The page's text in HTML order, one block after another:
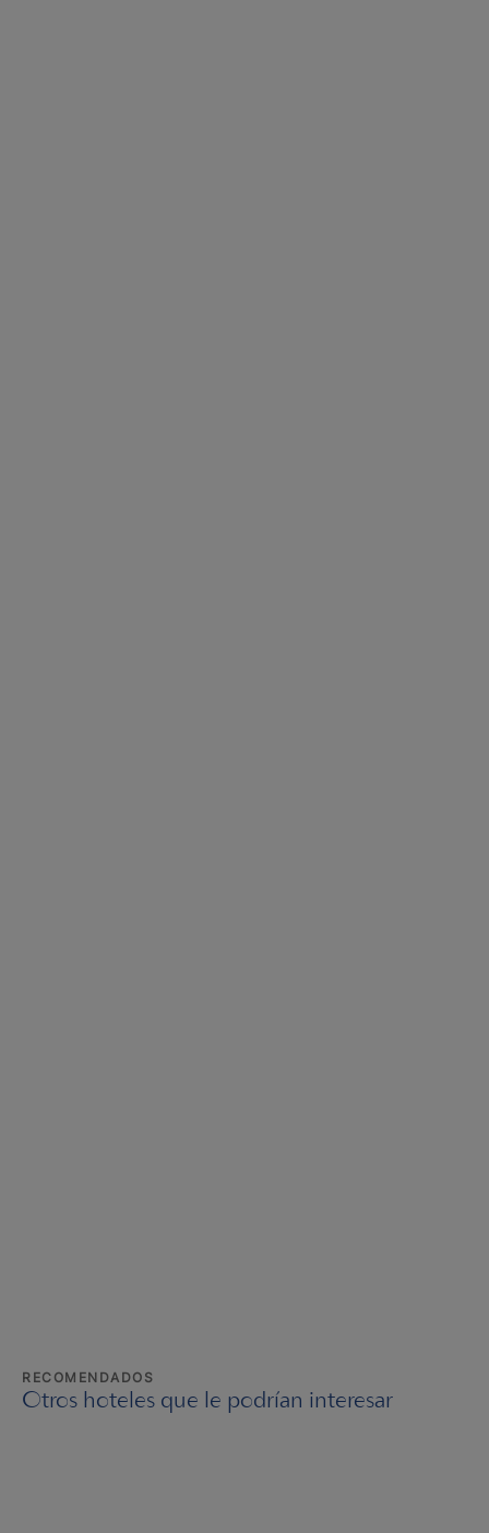
RECOMENDADOS
Otros hoteles que le podrían interesar